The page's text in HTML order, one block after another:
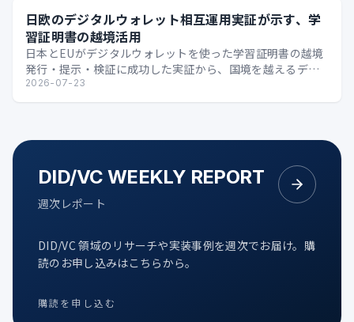
日欧のデジタルウォレット相互運用実証が示す、学
習証明書の越境活用
日本とEUがデジタルウォレットを使った学習証明書の越境
発行・提示・検証に成功した実証から、国境を越えるデジ
タル証明の可能性を整理します。
2026-07-23
DID/VC WEEKLY REPORT
週次レポート
DID/VC 領域のリサーチや実装事例を週次でお届け。購
読のお申し込みはこちらから。
購読を申し込む